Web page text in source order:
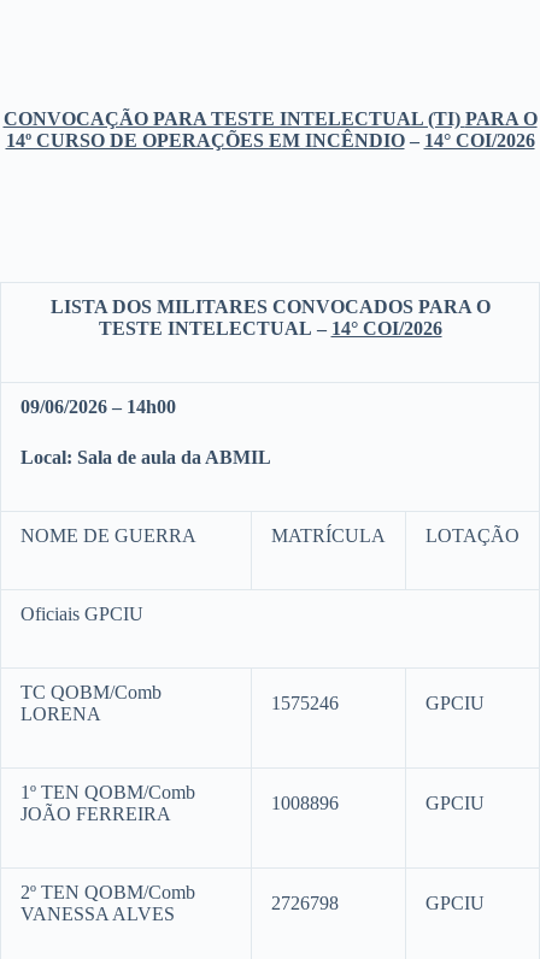
CONVOCAÇÃO PARA TESTE INTELECTUAL (TI) PARA O
14º CURSO DE OPERAÇÕES EM INCÊNDIO – 14° COI/2026
LISTA DOS MILITARES CONVOCADOS PARA O
TESTE INTELECTUAL – 14° COI/2026
09/06/2026 – 14h00
Local: Sala de aula da ABMIL
NOME DE GUERRA MATRÍCULA LOTAÇÃO
Oficiais GPCIU
TC QOBM/Comb
LORENA
1575246 GPCIU
1º TEN QOBM/Comb
JOÃO FERREIRA
1008896 GPCIU
2º TEN QOBM/Comb
VANESSA ALVES
2726798 GPCIU